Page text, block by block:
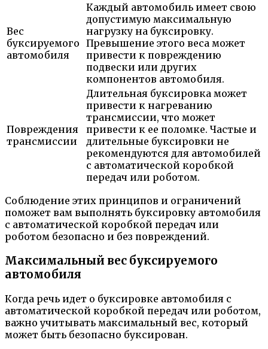
Вес
буксируемого
автомобиля
Каждый автомобиль имеет свою
допустимую максимальную
нагрузку на буксировку.
Превышение этого веса может
привести к повреждению
подвески или других
компонентов автомобиля.
Повреждения
трансмиссии
Длительная буксировка может
привести к нагреванию
трансмиссии, что может
привести к ее поломке. Частые и
длительные буксировки не
рекомендуются для автомобилей
с автоматической коробкой
передач или роботом.
Соблюдение этих принципов и ограничений
поможет вам выполнять буксировку автомобиля
с автоматической коробкой передач или
роботом безопасно и без повреждений.
Максимальный вес буксируемого
автомобиля
Когда речь идет о буксировке автомобиля с
автоматической коробкой передач или роботом,
важно учитывать максимальный вес, который
может быть безопасно буксирован.